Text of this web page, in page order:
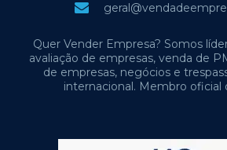
Quer Vender Empresa? Somos
avaliação de empresas, venda de
de empresas, negócios e
internacional. Membro oficial